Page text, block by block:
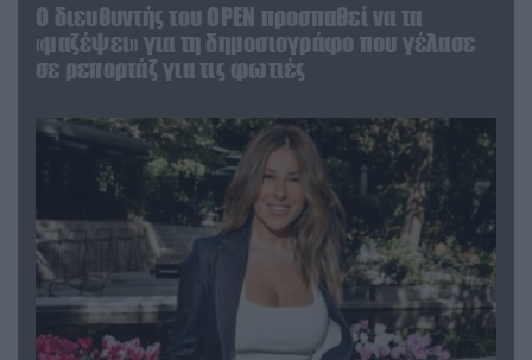
O διευθυντής του OPEN προσπαθεί να τα
«μαζέψει» για τη δημοσιογράφο που γέλασε
σε ρεπορτάζ για τις φωτιές